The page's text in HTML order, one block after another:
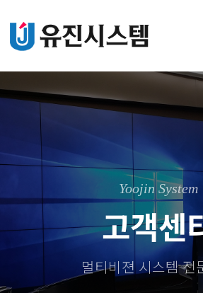
Yoojin System
고객센
멀티비젼 시스템 전